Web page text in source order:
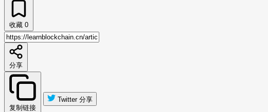
收藏 0
分享
复制链接
Twitter 分享